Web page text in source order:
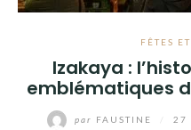
FÊTES
Izakaya :
emblématiques
par FAUSTINE 27